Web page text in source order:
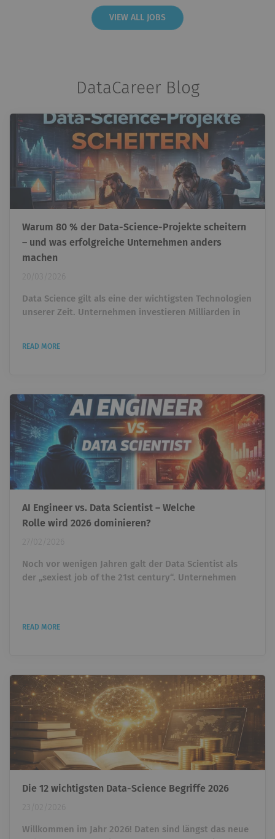
VIEW ALL JOBS
DataCareer Blog
Warum 80 % der Data-Science-Projekte scheitern
– und was erfolgreiche Unternehmen anders
machen
Data Science gilt als eine der wichtigsten Technologien
unserer Zeit. Unternehmen investieren Milliarden in
Dashboards entstehen. Prototypen funktionieren im
Notebook....
READ MORE
AI Engineer vs. Data Scientist – Welche
Rolle wird 2026 dominieren?
Noch vor wenigen Jahren galt der Data Scientist als
der „sexiest job of the 21st century“. Unternehmen
paar ML-Projekte vorweisen konnte, war heiß begehrt.
READ MORE
Die 12 wichtigsten Data-Science Begriffe 2026
Willkommen im Jahr 2026! Daten sind längst das neue